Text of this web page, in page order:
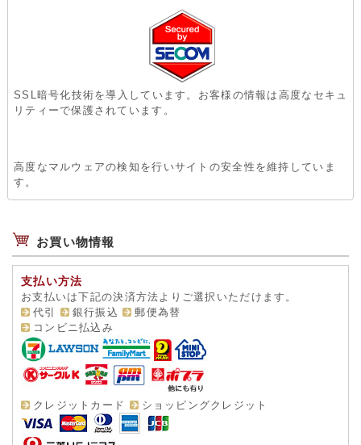
SSL暗号化技術を導入しています。お客様の情報は高度なセキュ
リティーで保護されています。
高度なマルウェアの検知を行いサイトの安全性を維持していま
す。
お買い物情報
支払い方法
お支払いは下記の決済方法よりご選択いただけます。
代引
銀行振込
郵便為替
コンビニ払込み
クレジットカード ショッピングクレジット